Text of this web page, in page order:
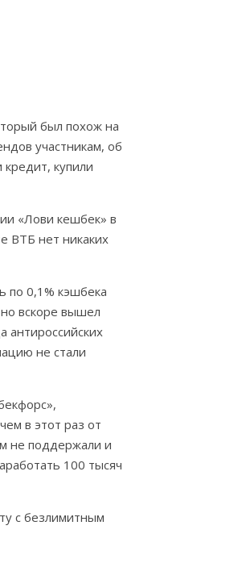
был похож на
участникам, об
купили
«Лови кешбек» в
ВТБ нет никаких
по 0,1% кэшбека
вскоре вышел
антироссийских
не стали
в этот раз от
не поддержали и
100 тысяч
с безлимитным